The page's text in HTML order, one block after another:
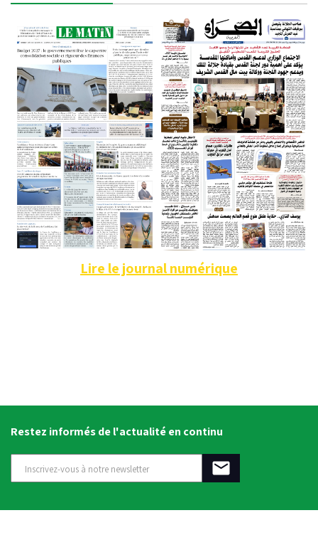
Lire le journal numérique
Restez informés de l'actualité en continu